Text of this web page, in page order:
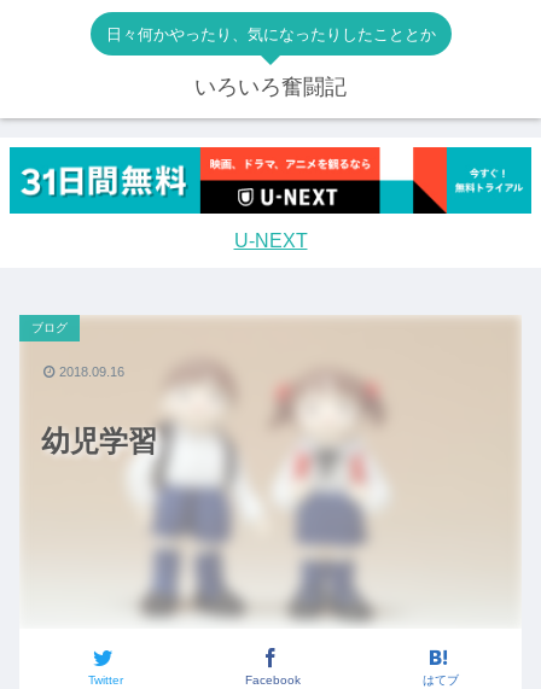
日々何かやったり、気になったりしたこととか
いろいろ奮闘記
U-NEXT
幼児学習
ブログ
Twitter Facebook はてブ
2018.09.16